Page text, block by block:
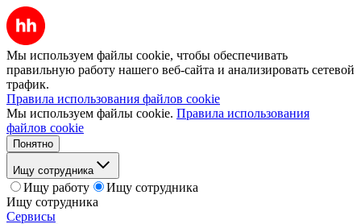
Мы используем файлы cookie, чтобы обеспечивать
правильную работу нашего веб-сайта и анализировать сетевой
трафик.
Правила использования файлов cookie
Мы используем файлы cookie. Правила использования
файлов cookie
Понятно
Ищу сотрудника
Ищу работу
Ищу сотрудника
Ищу сотрудника
Сервисы